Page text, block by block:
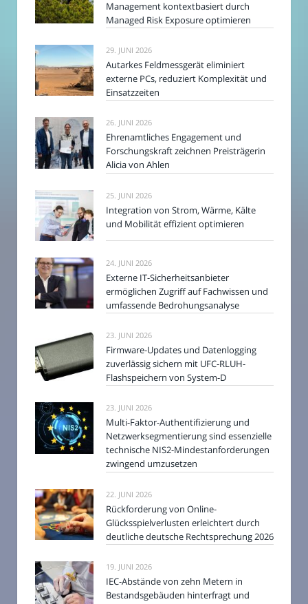
Management kontextbasiert durch
Managed Risk Exposure optimieren
29. JUNI 2026
Autarkes Feldmessgerät eliminiert
externe PCs, reduziert Komplexität und
Einsatzzeiten
26. JUNI 2026
Ehrenamtliches Engagement und
Forschungskraft zeichnen Preisträgerin
Alicia von Ahlen
25. JUNI 2026
Integration von Strom, Wärme, Kälte
und Mobilität effizient optimieren
24. JUNI 2026
Externe IT-Sicherheitsanbieter
ermöglichen Zugriff auf Fachwissen und
umfassende Bedrohungsanalyse
23. JUNI 2026
Firmware-Updates und Datenlogging
zuverlässig sichern mit UFC-RLUH-
Flashspeichern von System-D
23. JUNI 2026
Multi-Faktor-Authentifizierung und
Netzwerksegmentierung sind essenzielle
technische NIS2-Mindestanforderungen
zwingend umzusetzen
22. JUNI 2026
Rückforderung von Online-
Glücksspielverlusten erleichtert durch
deutliche deutsche Rechtsprechung 2026
19. JUNI 2026
IEC-Abstände von zehn Metern in
Bestandsgebäuden hinterfragt und